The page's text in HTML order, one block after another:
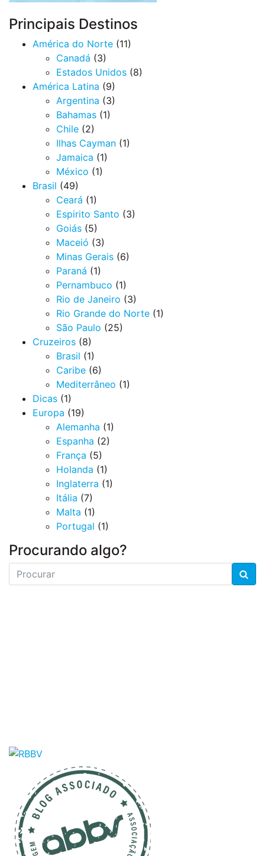
Principais Destinos
América do Norte (11)
Canadá (3)
Estados Unidos (8)
América Latina (9)
Argentina (3)
Bahamas (1)
Chile (2)
Ilhas Cayman (1)
Jamaica (1)
México (1)
Brasil (49)
Ceará (1)
Espirito Santo (3)
Goiás (5)
Maceió (3)
Minas Gerais (6)
Paraná (1)
Pernambuco (1)
Rio de Janeiro (3)
Rio Grande do Norte (1)
São Paulo (25)
Cruzeiros (8)
Brasil (1)
Caribe (6)
Mediterrâneo (1)
Dicas (1)
Europa (19)
Alemanha (1)
Espanha (2)
França (5)
Holanda (1)
Inglaterra (1)
Itália (7)
Malta (1)
Portugal (1)
Procurando algo?